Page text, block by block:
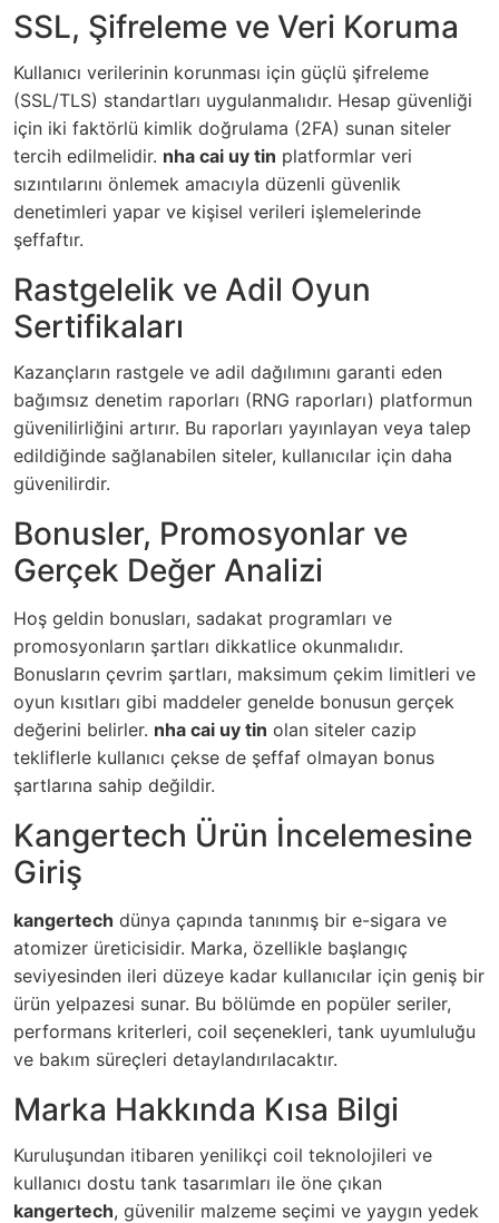
SSL, Şifreleme ve Veri Koruma
Kullanıcı verilerinin korunması için güçlü şifreleme
(SSL/TLS) standartları uygulanmalıdır. Hesap güvenliği
için iki faktörlü kimlik doğrulama (2FA) sunan siteler
tercih edilmelidir. nha cai uy tin platformlar veri
sızıntılarını önlemek amacıyla düzenli güvenlik
denetimleri yapar ve kişisel verileri işlemelerinde
şeffaftır.
Rastgelelik ve Adil Oyun
Sertifikaları
Kazançların rastgele ve adil dağılımını garanti eden
bağımsız denetim raporları (RNG raporları) platformun
güvenilirliğini artırır. Bu raporları yayınlayan veya talep
edildiğinde sağlanabilen siteler, kullanıcılar için daha
güvenilirdir.
Bonusler, Promosyonlar ve
Gerçek Değer Analizi
Hoş geldin bonusları, sadakat programları ve
promosyonların şartları dikkatlice okunmalıdır.
Bonusların çevrim şartları, maksimum çekim limitleri ve
oyun kısıtları gibi maddeler genelde bonusun gerçek
değerini belirler. nha cai uy tin olan siteler cazip
tekliflerle kullanıcı çekse de şeffaf olmayan bonus
şartlarına sahip değildir.
Kangertech Ürün İncelemesine
Giriş
kangertech dünya çapında tanınmış bir e-sigara ve
atomizer üreticisidir. Marka, özellikle başlangıç
seviyesinden ileri düzeye kadar kullanıcılar için geniş bir
ürün yelpazesi sunar. Bu bölümde en popüler seriler,
performans kriterleri, coil seçenekleri, tank uyumluluğu
ve bakım süreçleri detaylandırılacaktır.
Marka Hakkında Kısa Bilgi
Kuruluşundan itibaren yenilikçi coil teknolojileri ve
kullanıcı dostu tank tasarımları ile öne çıkan
kangertech, güvenilir malzeme seçimi ve yaygın yedek